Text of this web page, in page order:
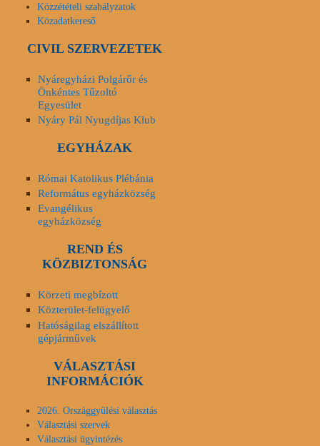
Közzétételi szabályzatok
Közadatkereső
CIVIL SZERVEZETEK
Nyáregyházi Polgárőr és
Önkéntes Tűzoltó
Egyesület
Nyáry Pál Nyugdíjas Klub
EGYHÁZAK
Római Katolikus Plébánia
Református egyházközség
Evangélikus
egyházközség
REND ÉS
KÖZBIZTONSÁG
Körzeti megbízott
Közterület-felügyelő
Hatóságilag elszállított
gépjárművek
VÁLASZTÁSI
INFORMÁCIÓK
2026. Országgyűlési választás
Választási szervek
Választási ügyintézés